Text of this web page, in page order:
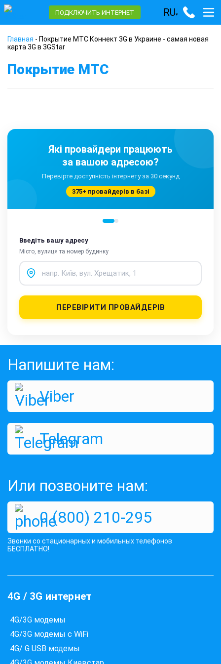
ПОДКЛЮЧИТЬ ИНТЕРНЕТ RU▾
Главная - Покрытие МТС Коннект 3G в Украине - cамая новая
карта 3G в 3GStar
Покрытие МТС
Які провайдери працюють
за вашою адресою?
Перевірте доступність інтернету за 30 секунд
375+ провайдерів в базі
Введіть вашу адресу
Місто, вулиця та номер будинку
ПЕРЕВІРИТИ ПРОВАЙДЕРІВ
Напишите нам:
Viber
Telegram
Или позвоните нам:
0 (800) 210-295
Звонки со стационарных и мобильных телефонов
БЕСПЛАТНО!
4G / 3G интернет
4G/3G модемы
4G/3G модемы с WiFi
4G/ G USB модемы